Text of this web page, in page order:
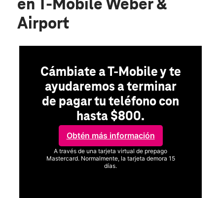
en T-Mobile Weber &
Airport
Cámbiate a T-Mobile y te
ayudaremos a terminar
de pagar tu teléfono con
hasta $800.
Obtén más información
A través de una tarjeta virtual de prepago
Mastercard. Normalmente, la tarjeta demora 15
días.